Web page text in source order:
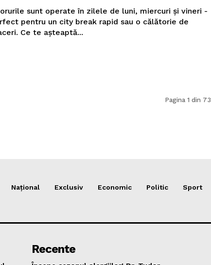
sunt operate în zilele de luni, miercuri și vineri -
pentru un city break rapid sau o călătorie de
afaceri. Ce te așteaptă...
Pagina 1 din 73
Național Exclusiv Economic Politic Sport
Recente